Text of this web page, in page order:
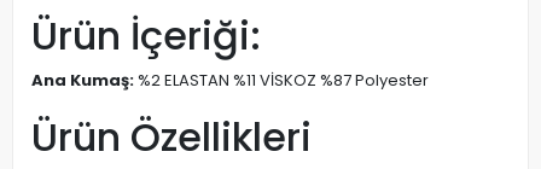
Ürün İçeriği:
Ana Kumaş: %2 ELASTAN %11 VİSKOZ %87 Polyester
Ürün Özellikleri